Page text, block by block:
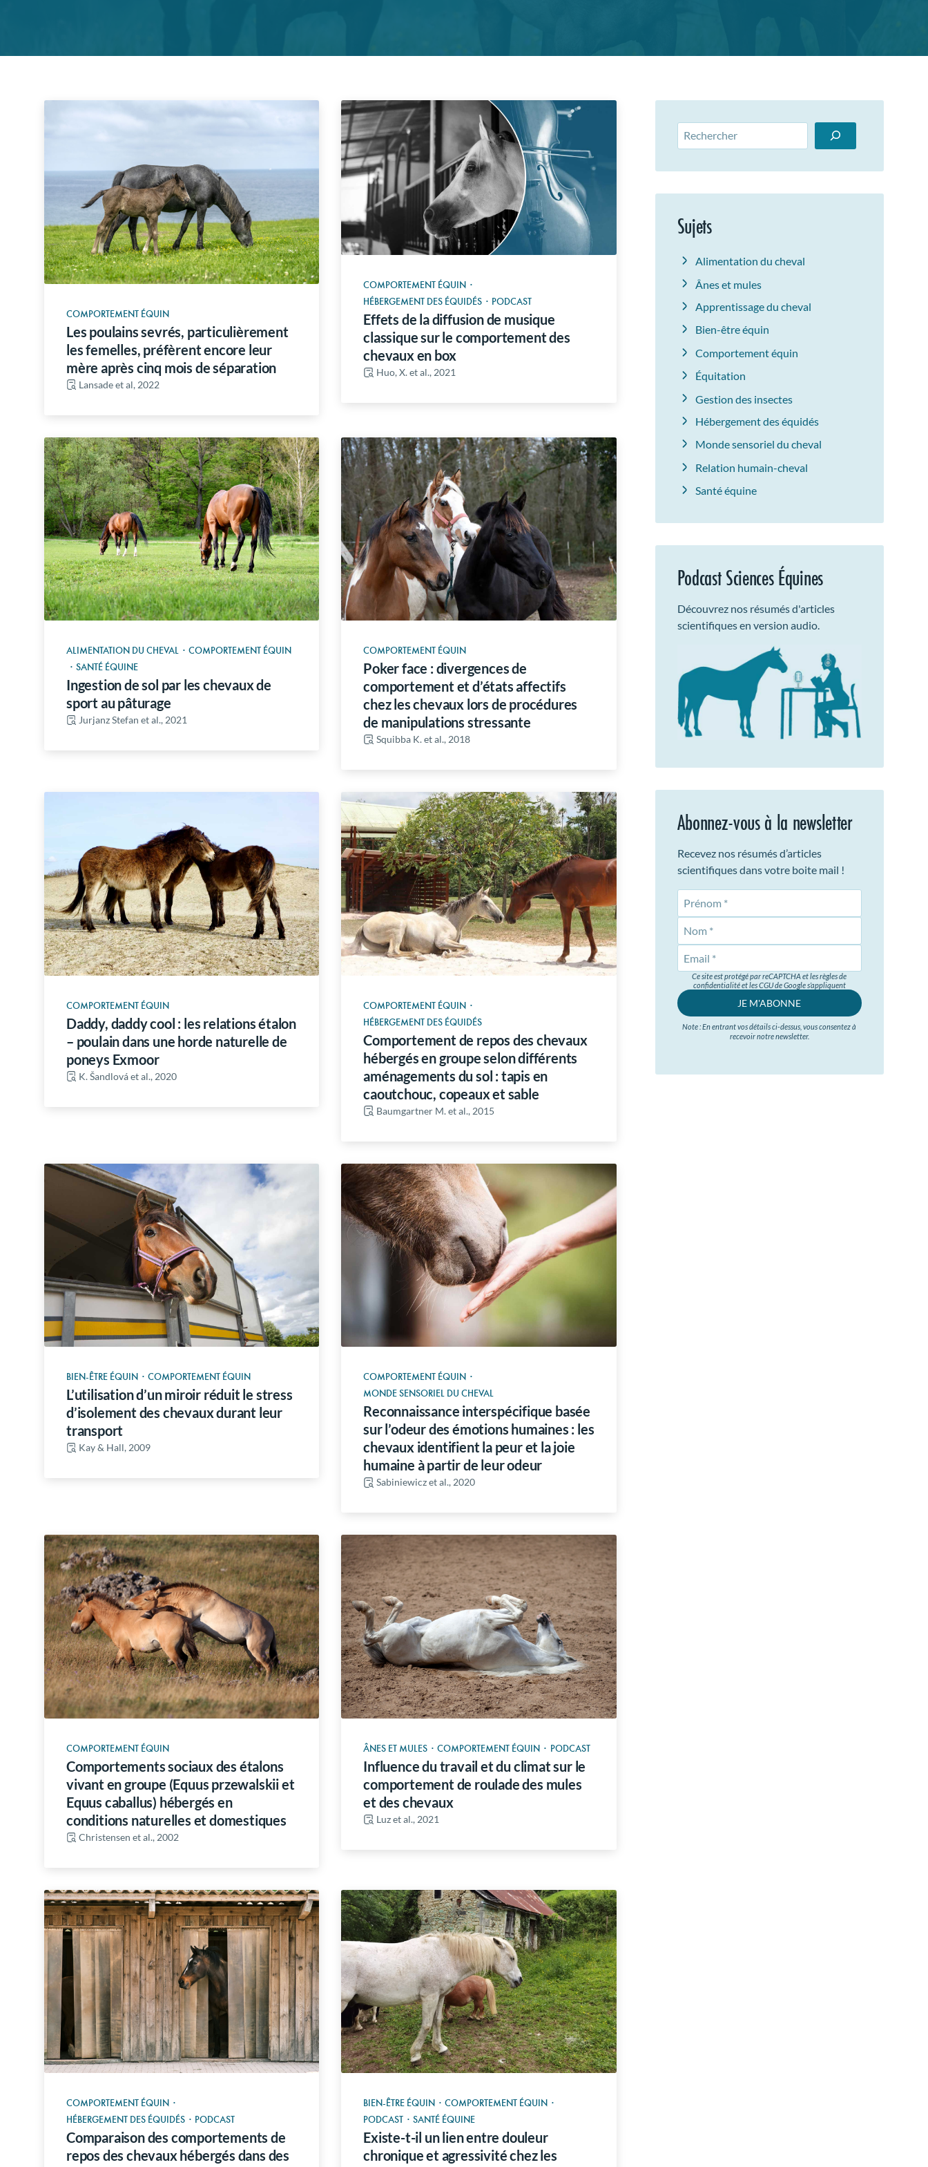
COMPORTEMENT ÉQUIN
Les poulains sevrés, particulièrement
les femelles, préfèrent encore leur
mère après cinq mois de séparation
Lansade et al, 2022
COMPORTEMENT ÉQUIN ·
HÉBERGEMENT DES ÉQUIDÉS · PODCAST
Effets de la diffusion de musique
classique sur le comportement des
chevaux en box
Huo, X. et al., 2021
ALIMENTATION DU CHEVAL · COMPORTEMENT ÉQUIN
· SANTÉ ÉQUINE
Ingestion de sol par les chevaux de
sport au pâturage
Jurjanz Stefan et al., 2021
COMPORTEMENT ÉQUIN
Poker face : divergences de
comportement et d’états affectifs
chez les chevaux lors de procédures
de manipulations stressante
Squibba K. et al., 2018
COMPORTEMENT ÉQUIN
Daddy, daddy cool : les relations étalon
– poulain dans une horde naturelle de
poneys Exmoor
K. Šandlová et al., 2020
COMPORTEMENT ÉQUIN ·
HÉBERGEMENT DES ÉQUIDÉS
Comportement de repos des chevaux
hébergés en groupe selon différents
aménagements du sol : tapis en
caoutchouc, copeaux et sable
Baumgartner M. et al., 2015
BIEN-ÊTRE ÉQUIN · COMPORTEMENT ÉQUIN
L’utilisation d’un miroir réduit le stress
d’isolement des chevaux durant leur
transport
Kay & Hall, 2009
COMPORTEMENT ÉQUIN ·
MONDE SENSORIEL DU CHEVAL
Reconnaissance interspécifique basée
sur l’odeur des émotions humaines : les
chevaux identifient la peur et la joie
humaine à partir de leur odeur
Sabiniewicz et al., 2020
COMPORTEMENT ÉQUIN
Comportements sociaux des étalons
vivant en groupe (Equus przewalskii et
Equus caballus) hébergés en
conditions naturelles et domestiques
Christensen et al., 2002
ÂNES ET MULES · COMPORTEMENT ÉQUIN · PODCAST
Influence du travail et du climat sur le
comportement de roulade des mules
et des chevaux
Luz et al., 2021
COMPORTEMENT ÉQUIN ·
HÉBERGEMENT DES ÉQUIDÉS · PODCAST
Comparaison des comportements de
repos des chevaux hébergés dans des
BIEN-ÊTRE ÉQUIN · COMPORTEMENT ÉQUIN ·
PODCAST · SANTÉ ÉQUINE
Existe-t-il un lien entre douleur
chronique et agressivité chez les
Rechercher
Sujets
Alimentation du cheval
Ânes et mules
Apprentissage du cheval
Bien-être équin
Comportement équin
Équitation
Gestion des insectes
Hébergement des équidés
Monde sensoriel du cheval
Relation humain-cheval
Santé équine
Podcast Sciences Équines
Découvrez nos résumés d'articles
scientifiques en version audio.
Abonnez-vous à la newsletter
Recevez nos résumés d’articles
scientifiques dans votre boite mail !
Prénom
Nom
Ce site est protégé par reCAPTCHA et les règles de
confidentialité et les CGU de Google s’appliquent
JE M'ABONNE
Note : En entrant vos détails ci-dessus, vous consentez à
recevoir notre newsletter.